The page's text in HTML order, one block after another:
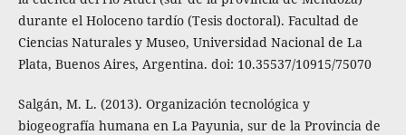
durante el Holoceno tardío (Tesis doctoral). Facultad de
Ciencias Naturales y Museo, Universidad Nacional de La
Plata, Buenos Aires, Argentina. doi: 10.35537/10915/75070
Salgán, M. L. (2013). Organización tecnológica y
biogeografía humana en La Payunia, sur de la Provincia de